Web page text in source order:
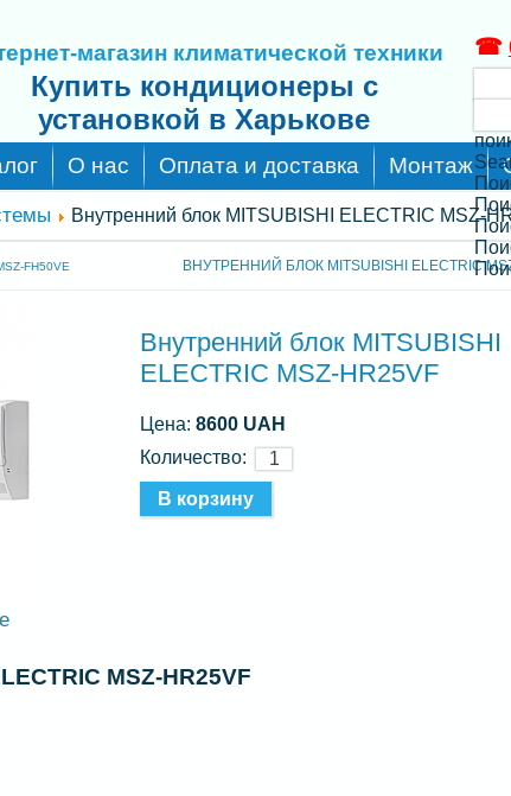
магазин климатической техники
Купить кондиционеры с
установкой в Харькове
☎
О нас Оплата и доставка Монтаж
Внутренний блок MITSUBISHI ELECTRIC MSZ-
FH50VE ВНУТРЕННИЙ БЛОК MITSUBISHI ELECTRIC
Внутренний блок MITSUBISHI
ELECTRIC MSZ-HR25VF
Цена:8600 UAH
Количество:
MSZ-HR25VF